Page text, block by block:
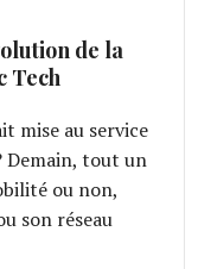
de la
Tech
mise au service
Demain, tout un
ou non,
son réseau